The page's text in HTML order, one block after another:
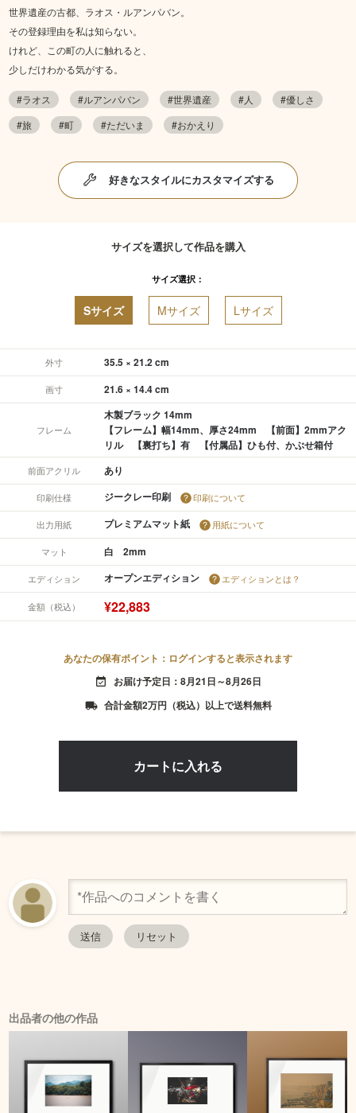
世界遺産の古都、ラオス・ルアンパバン。
その登録理由を私は知らない。
けれど、この町の人に触れると、
少しだけわかる気がする。
#ラオス #ルアンパバン #世界遺産 #人
#優しさ
#旅
#町 #ただいま #おかえり
好きなスタイルにカスタマイズする
サイズを選択して作品を購入
サイズ選択：
Sサイズ Mサイズ Lサイズ
外寸 35.5 × 21.2 cm
画寸 21.6 × 14.4 cm
フレーム
木製ブラック 14mm
【フレーム】幅14mm、厚さ24mm 【前面】2mmアク
リル 【裏打ち】有 【付属品】ひも付、かぶせ箱付
前面アクリル あり
印刷仕様 ジークレー印刷 印刷について
出力用紙 プレミアムマット紙 用紙について
マット 白 2mm
エディション オープンエディション エディションとは？
金額（税込） ¥22,883
あなたの保有ポイント：ログインすると表示されます
event_available お届け予定日：8月21日～8月26日
local_shipping 合計金額2万円（税込）以上で送料無料
出品者の他の作品